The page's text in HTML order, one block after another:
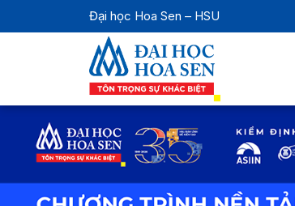
Đại học Hoa Sen – HSU